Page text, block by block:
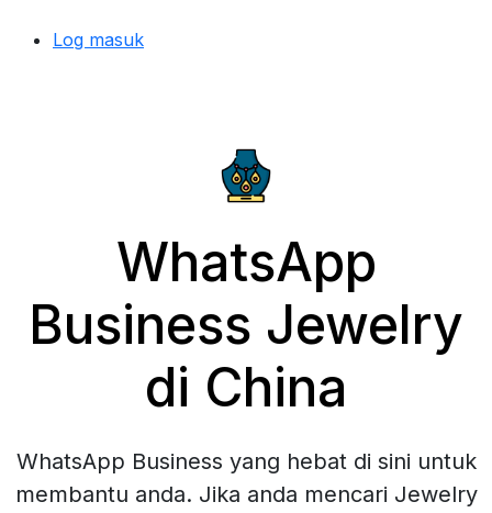
Log masuk
WhatsApp
Business Jewelry
di China
WhatsApp Business yang hebat di sini untuk
membantu anda. Jika anda mencari Jewelry